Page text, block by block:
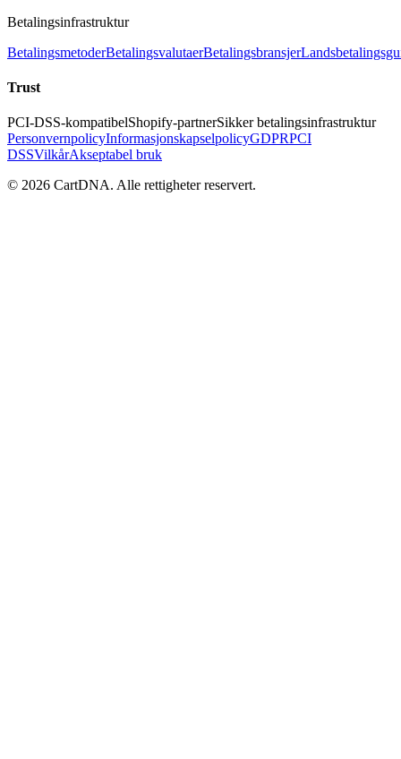
Betalingsinfrastruktur
BetalingsmetoderBetalingsvalutaerBetalingsbransjer
Trust
PCI-DSS-kompatibelShopify-partnerSikker betalingsinfrastruktur
PersonvernpolicyInformasjonskapselpolicyGDPRPCI
DSSVilkårAkseptabel bruk
© 2026 CartDNA. Alle rettigheter reservert.